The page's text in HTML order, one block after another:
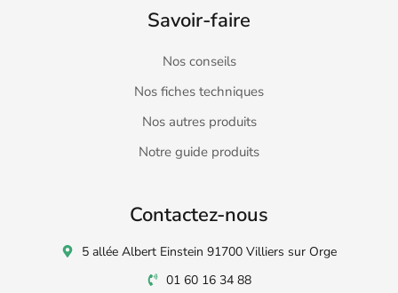
Savoir-faire
Nos conseils
Nos fiches techniques
Nos autres produits
Notre guide produits
Contactez-nous
5 allée Albert Einstein 91700 Villiers sur Orge
01 60 16 34 88